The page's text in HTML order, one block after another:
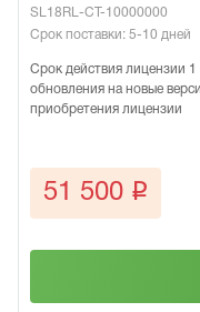
SL18RL-CT-10000000
Срок поставки: 5-10 дней
Срок действия лицензии 1
обновления на новые
приобретения лицензии
51 500 q